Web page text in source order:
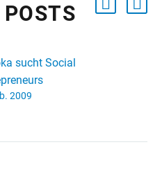
sucht Social
sucht für sein
2009